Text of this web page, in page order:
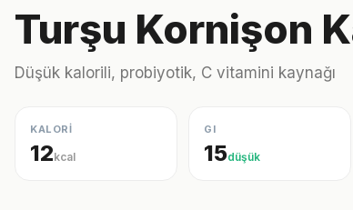
Turşu Kornişon
Düşük kalorili, probiyotik, C vitamini kaynağı
KALORİ
12kcal
GI
15düşük